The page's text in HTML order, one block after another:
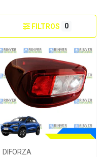
FILTROS 0
DIFORZA